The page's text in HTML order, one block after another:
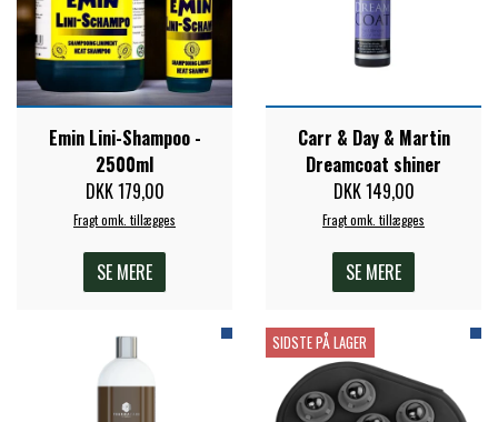
WAHLSTEN
WALDHAUSEN
QHP -BRANDS OF Q
Emin Lini-Shampoo -
2500ml
DKK 179,00
Fragt omk. tillægges
SE MERE
Carr & Day & Martin
Dreamcoat shiner
DKK 149,00
Fragt omk. tillægges
SE MERE
SIDSTE PÅ LAGER